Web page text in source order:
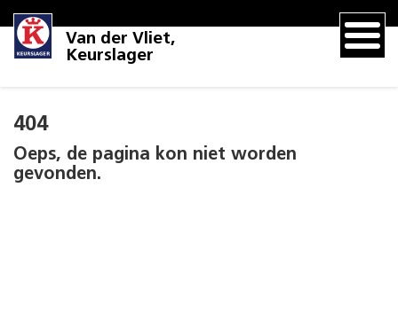
Van der Vliet,
Keurslager
404
Oeps, de pagina kon niet worden
gevonden.